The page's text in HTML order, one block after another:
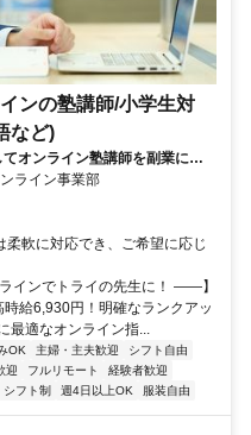
ンの塾講師/小学生対
など)
オンライン塾講師を副業に！
ライン事業部
軟に対応でき、ご希望に応じ
インでトライの先生に！ ――】
給6,930円！明確なランクアッ
最適なオンライン指...
OK 主婦・主夫歓迎
シフト自由
迎 フルリモート
経験者歓迎
シフト制 週4日以上OK 服装自由